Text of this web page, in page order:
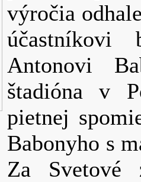
výročia
účastníkovi
Antonovi
štadióna v
pietnej
Babonyho s
Za Svetové